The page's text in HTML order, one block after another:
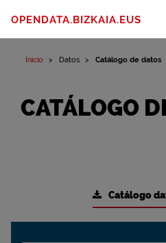
OPENDATA.BIZKAIA.EUS
Inicio Datos Catálogo de datos
CATÁLOGO
Catálogo